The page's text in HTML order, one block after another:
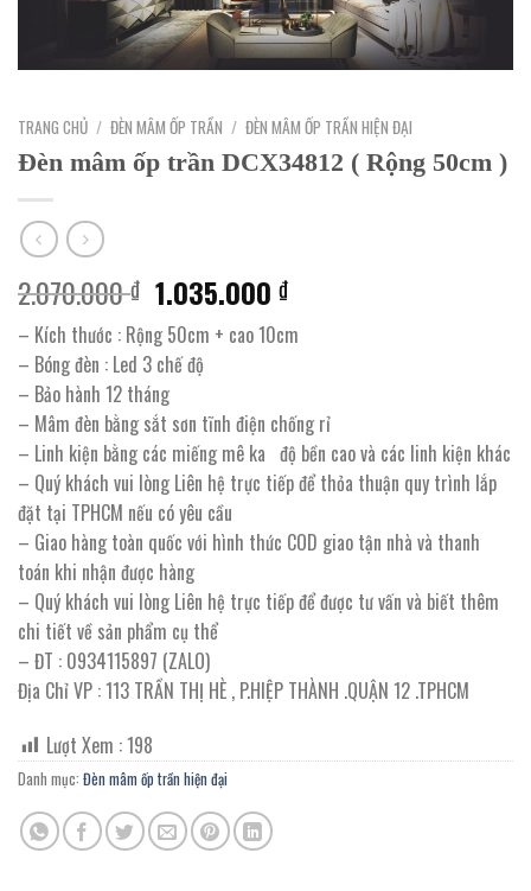
TRANG CHỦ / ĐÈN MÂM ỐP TRẦN / ĐÈN MÂM ỐP TRẦN HIỆN ĐẠI
Đèn mâm ốp trần DCX34812 ( Rộng 50cm )
2.070.000₫ Giá
gốc
là:
2.070.000 ₫.
1.035.000₫Giá
tại
1.035.000 ₫.
– Kích thước : Rộng 50cm + cao 10cm
– Bóng đèn : Led 3 chế độ
– Bảo hành 12 tháng
– Mâm đèn bằng sắt sơn tĩnh điện chống rỉ
– Linh kiện bằng các miếng mê ka độ bền cao và các linh kiện khác
– Quý khách vui lòng Liên hệ trực tiếp để thỏa thuận quy trình lắp
đặt tại TPHCM nếu có yêu cầu
– Giao hàng toàn quốc với hình thức COD giao tận nhà và thanh
toán khi nhận được hàng
– Quý khách vui lòng Liên hệ trực tiếp để được tư vấn và biết thêm
chi tiết về sản phẩm cụ thể
– ĐT : 0934115897 (ZALO)
Địa Chỉ VP : 113 TRẦN THỊ HÈ , P.HIỆP THÀNH .QUẬN 12 .TPHCM
Lượt Xem :198
Danh mục: Đèn mâm ốp trần hiện đại